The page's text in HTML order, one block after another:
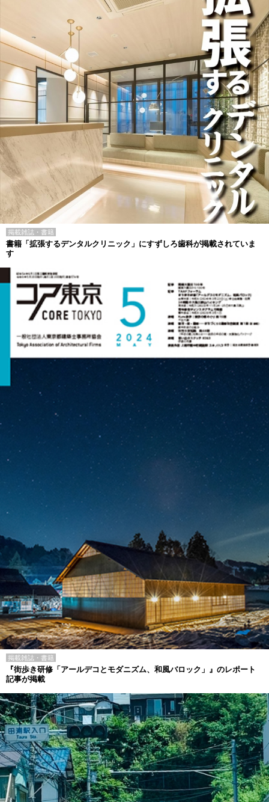
掲載雑誌・書籍
書籍「拡張するデンタルクリニック」にすずしろ歯科が掲載されていま
す
掲載雑誌・書籍
『街歩き研修「アールデコとモダニズム、和風バロック」』のレポート
記事が掲載